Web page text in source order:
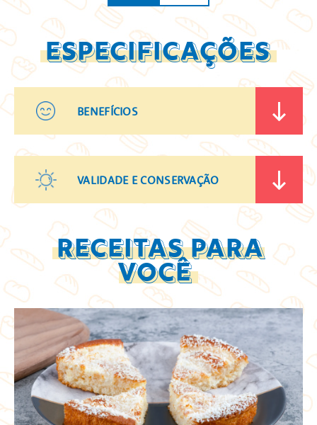
ESPECIFICAÇÕES
BENEFÍCIOS
VALIDADE E CONSERVAÇÃO
RECEITAS PARA
VOCÊ